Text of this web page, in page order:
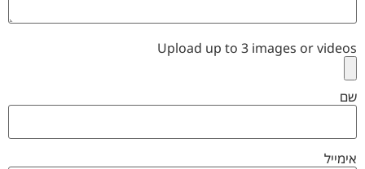
Upload up to 3 images or videos
שם
אימייל